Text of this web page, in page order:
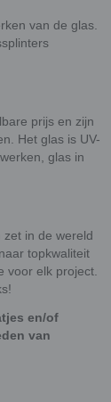
van de glas.
prijs en zijn
Het glas is UV-
glas in
in de wereld
topkwaliteit
voor elk project.
en/of
van